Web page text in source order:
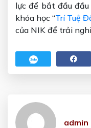
lực để bắt đầu
khóa học “Trí Tuệ
của NIK để trải
admin